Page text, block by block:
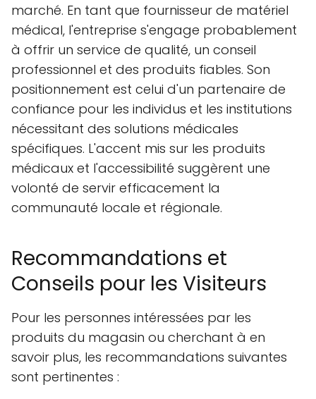
marché. En tant que fournisseur de matériel
médical, l'entreprise s'engage probablement
à offrir un service de qualité, un conseil
professionnel et des produits fiables. Son
positionnement est celui d'un partenaire de
confiance pour les individus et les institutions
nécessitant des solutions médicales
spécifiques. L'accent mis sur les produits
médicaux et l'accessibilité suggèrent une
volonté de servir efficacement la
communauté locale et régionale.
Recommandations et
Conseils pour les Visiteurs
Pour les personnes intéressées par les
produits du magasin ou cherchant à en
savoir plus, les recommandations suivantes
sont pertinentes :